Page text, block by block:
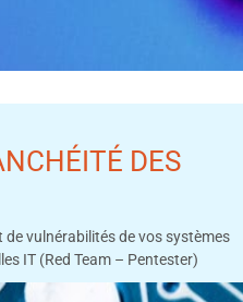
DES
de vulnérabilités de vos systèmes
IT (Red Team – Pentester)